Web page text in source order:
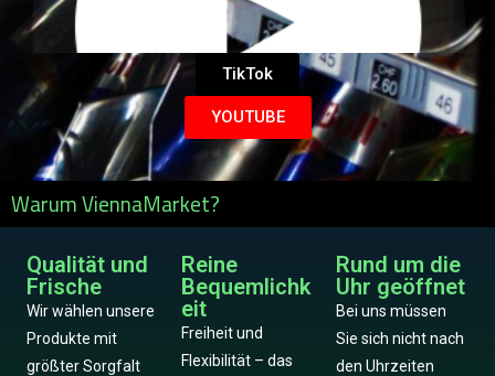
TikTok
YOUTUBE
Warum ViennaMarket?
Qualität und
Frische
Wir wählen unsere
Produkte mit
größter Sorgfalt
Reine
Bequemlichk
eit
Freiheit und
Flexibilität – das
Rund um die
Uhr geöffnet
Bei uns müssen
Sie sich nicht nach
den Uhrzeiten